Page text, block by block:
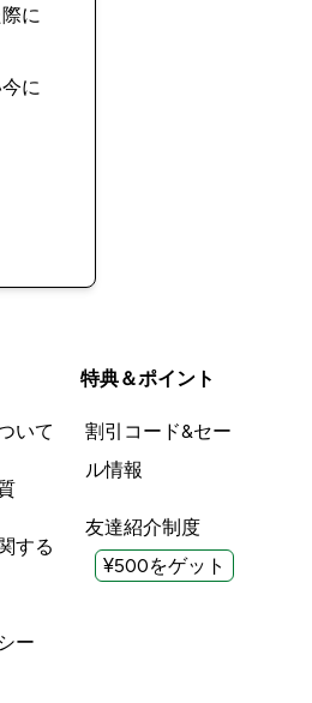
に
に
いて
する
ー
特典＆ポイント
割引コード&セー
ル情報
友達紹介制度
¥500をゲット